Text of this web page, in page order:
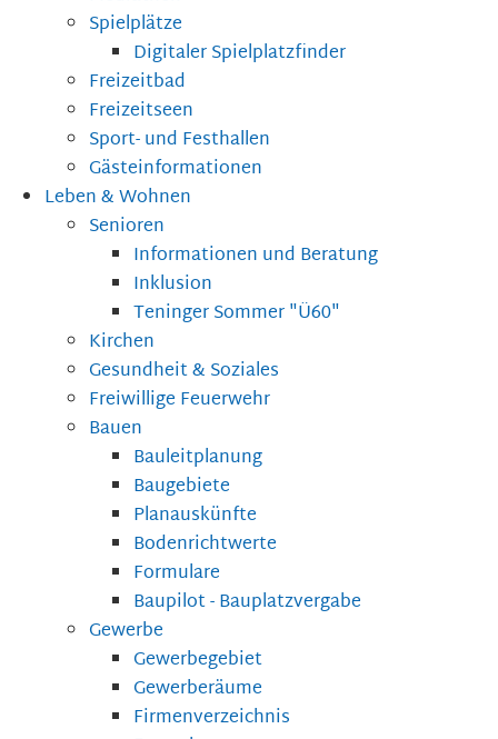
Spielplätze
Digitaler Spielplatzfinder
Freizeitbad
Freizeitseen
Sport- und Festhallen
Gästeinformationen
Leben & Wohnen
Senioren
Informationen und Beratung
Inklusion
Teninger Sommer "Ü60"
Kirchen
Gesundheit & Soziales
Freiwillige Feuerwehr
Bauen
Bauleitplanung
Baugebiete
Planauskünfte
Bodenrichtwerte
Formulare
Baupilot - Bauplatzvergabe
Gewerbe
Gewerbegebiet
Gewerberäume
Firmenverzeichnis